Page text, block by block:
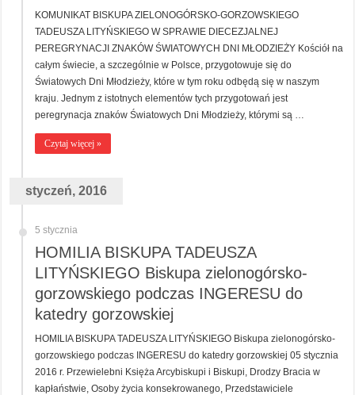
KOMUNIKAT BISKUPA ZIELONOGÓRSKO-GORZOWSKIEGO
TADEUSZA LITYŃSKIEGO W SPRAWIE DIECEZJALNEJ
PEREGRYNACJI ZNAKÓW ŚWIATOWYCH DNI MŁODZIEŻY Kościół na
całym świecie, a szczególnie w Polsce, przygotowuje się do
Światowych Dni Młodzieży, które w tym roku odbędą się w naszym
kraju. Jednym z istotnych elementów tych przygotowań jest
peregrynacja znaków Światowych Dni Młodzieży, którymi są …
Czytaj więcej »
styczeń, 2016
5 stycznia
HOMILIA BISKUPA TADEUSZA
LITYŃSKIEGO Biskupa zielonogórsko-
gorzowskiego podczas INGERESU do
katedry gorzowskiej
HOMILIA BISKUPA TADEUSZA LITYŃSKIEGO Biskupa zielonogórsko-
gorzowskiego podczas INGERESU do katedry gorzowskiej 05 stycznia
2016 r. Przewielebni Księża Arcybiskupi i Biskupi, Drodzy Bracia w
kapłaństwie, Osoby życia konsekrowanego, Przedstawiciele